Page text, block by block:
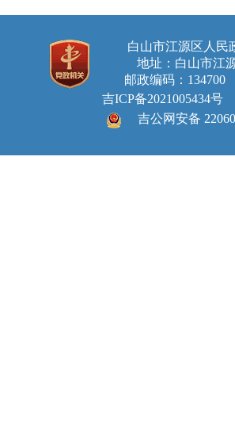
白山市江源区人
地址：白山市江
邮政编码：134700
吉ICP备2021005434号
吉公网安备